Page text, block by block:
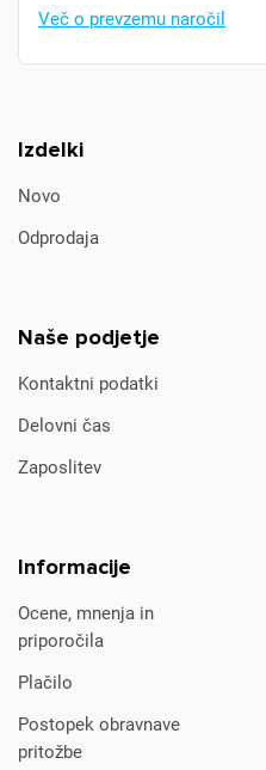
Izdelki
Novo
Odprodaja
Naše podjetje
Kontaktni podatki
Delovni čas
Zaposlitev
Informacije
Ocene, mnenja in
priporočila
Plačilo
Postopek obravnave
pritožbe
Več o prevzemu naročil